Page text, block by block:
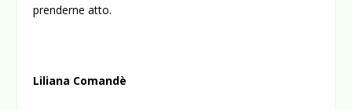
prenderne atto.
Liliana Comandè